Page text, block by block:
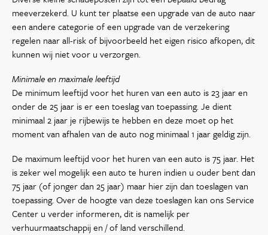
meeverzekerd. U kunt ter plaatse een upgrade van de auto naar
een andere categorie of een upgrade van de verzekering
regelen naar all-risk of bijvoorbeeld het eigen risico afkopen, dit
kunnen wij niet voor u verzorgen.
Minimale en maximale leeftijd
De minimum leeftijd voor het huren van een auto is 23 jaar en
onder de 25 jaar is er een toeslag van toepassing. Je dient
minimaal 2 jaar je rijbewijs te hebben en deze moet op het
moment van afhalen van de auto nog minimaal 1 jaar geldig zijn.
De maximum leeftijd voor het huren van een auto is 75 jaar. Het
is zeker wel mogelijk een auto te huren indien u ouder bent dan
75 jaar (of jonger dan 25 jaar) maar hier zijn dan toeslagen van
toepassing. Over de hoogte van deze toeslagen kan ons Service
Center u verder informeren, dit is namelijk per
verhuurmaatschappij en / of land verschillend.